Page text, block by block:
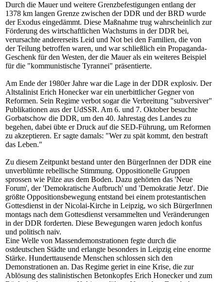
Durch die Mauer und weitere Grenzbefestigungen entlang der
1378 km langen Grenze zwischen der DDR und der BRD wurde
der Exodus eingedämmt. Diese Maßnahme trug wahrscheinlich zur
Förderung des wirtschaftlichen Wachstums in der DDR bei,
verursachte andererseits Leid und Not bei den Familien, die von
der Teilung betroffen waren, und war schließlich ein Propaganda-
Geschenk für den Westen, der die Mauer als ein weiteres Beispiel
für die "kommunistische Tyrannei" präsentierte.
Am Ende der 1980er Jahre war die Lage in der DDR explosiv. Der
Altstalinist Erich Honecker war ein unerbittlicher Gegner von
Reformen. Sein Regime verbot sogar die Verbreitung "subversiver"
Publikationen aus der UdSSR. Am 6. und 7. Oktober besuchte
Gorbatschow die DDR, um den 40. Jahrestag des Landes zu
begehen, dabei übte er Druck auf die SED-Führung, um Reformen
zu akzeptieren. Er sagte damals: "Wer zu spät kommt, den bestraft
das Leben."
Zu diesem Zeitpunkt bestand unter den BürgerInnen der DDR eine
unverblümte rebellische Stimmung. Oppositionelle Gruppen
sprossen wie Pilze aus dem Boden. Dazu gehörten das 'Neue
Forum', der 'Demokratische Aufbruch' und 'Demokratie Jetzt'. Die
größte Oppositionsbewegung entstand bei einem protestantischen
Gottesdienst in der Nicolai-Kirche in Leipzig, wo sich BürgerInnen
montags nach dem Gottesdienst versammelten und Veränderungen
in der DDR forderten. Diese Bewegungen waren jedoch konfus
und politisch naiv.
Eine Welle von Massendemonstrationen fegte durch die
ostdeutschen Städte und erlangte besonders in Leipzig eine enorme
Stärke. Hunderttausende Menschen schlossen sich den
Demonstrationen an. Das Regime geriet in eine Krise, die zur
Ablösung des stalinistischen Betonkopfes Erich Honecker und zum